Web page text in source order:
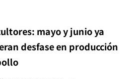
mayo y junio ya
desfase en producción